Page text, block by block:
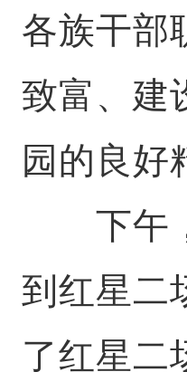
各族干部
致富、建
园的良好
下午，
到红星二
了红星二